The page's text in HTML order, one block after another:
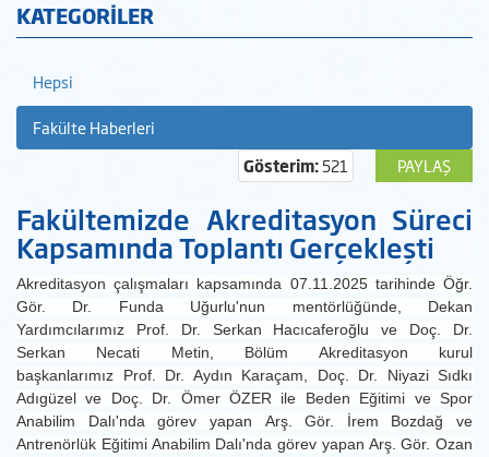
KATEGORİLER
Hepsi
Fakülte Haberleri
PAYLAŞ
Gösterim:521
Fakültemizde Akreditasyon Süreci
Kapsamında Toplantı Gerçekleşti
Akreditasyon çalışmaları kapsamında 07.11.2025 tarihinde Öğr.
Gör. Dr. Funda Uğurlu'nun mentörlüğünde, Dekan
Yardımcılarımız Prof. Dr. Serkan Hacıcaferoğlu ve Doç. Dr.
Serkan Necati Metin, Bölüm Akreditasyon kurul
başkanlarımız Prof. Dr. Aydın Karaçam, Doç. Dr. Niyazi Sıdkı
Adıgüzel ve Doç. Dr. Ömer ÖZER ile Beden Eğitimi ve Spor
Anabilim Dalı'nda görev yapan Arş. Gör. İrem Bozdağ ve
Antrenörlük Eğitimi Anabilim Dalı'nda görev yapan Arş. Gör. Ozan